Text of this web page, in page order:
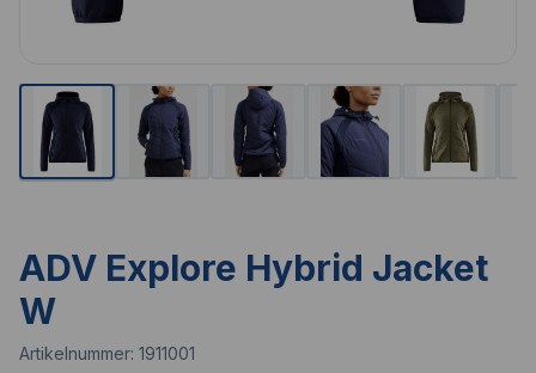
ADV Explore Hybrid Jacket
W
Artikelnummer: 1911001